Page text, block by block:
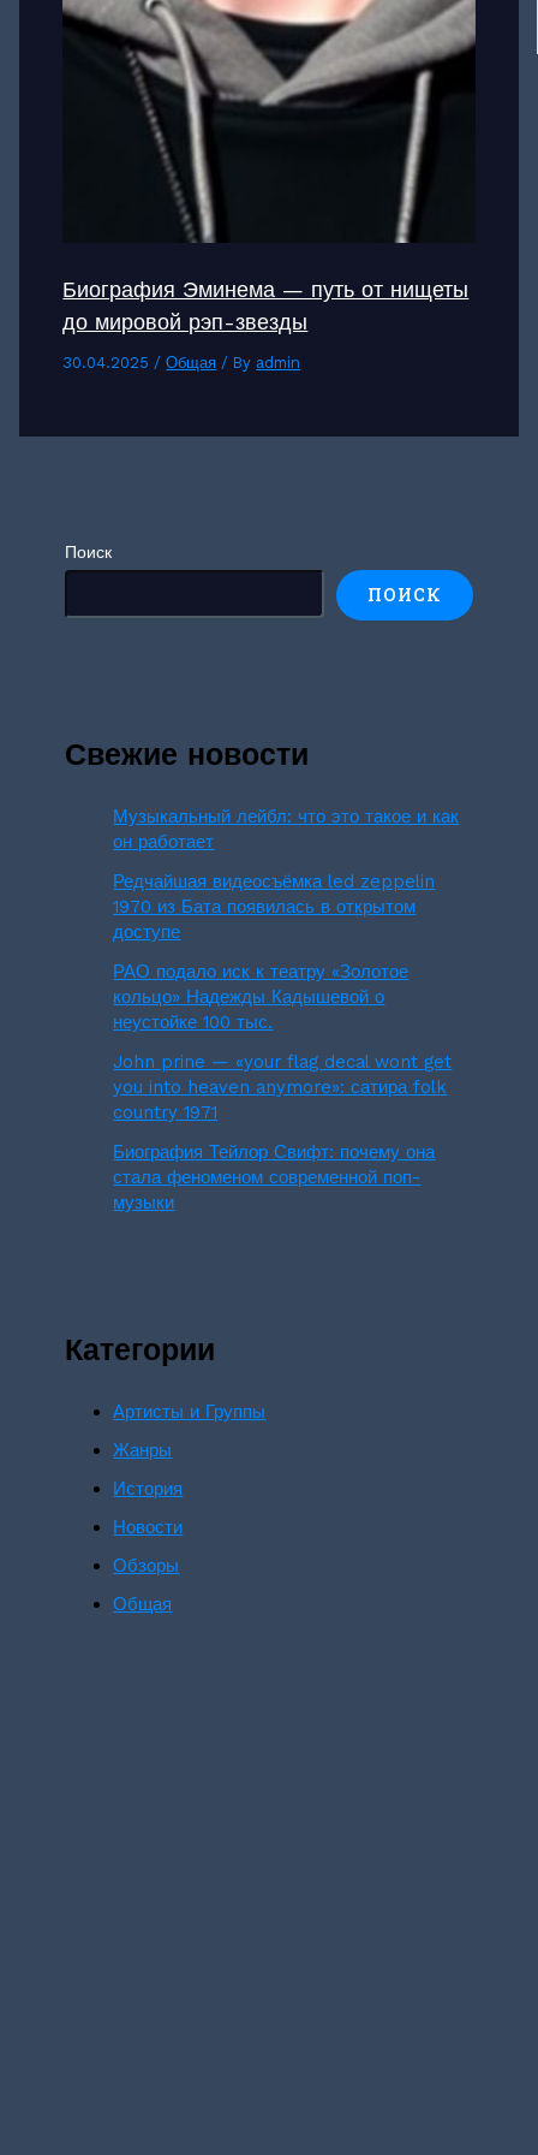
Биография Эминема — путь от нищеты
до мировой рэп-звезды
30.04.2025 /Общая / By admin
Поиск
ПОИСК
Свежие новости
Музыкальный лейбл: что это такое и как
он работает
Редчайшая видеосъёмка led zeppelin
1970 из Бата появилась в открытом
доступе
РАО подало иск к театру «Золотое
кольцо» Надежды Кадышевой о
неустойке 100 тыс.
John prine — «your flag decal wont get
you into heaven anymore»: сатира folk
country 1971
Биография Тейлор Свифт: почему она
стала феноменом современной поп-
музыки
Категории
Артисты и Группы
Жанры
История
Новости
Обзоры
Общая